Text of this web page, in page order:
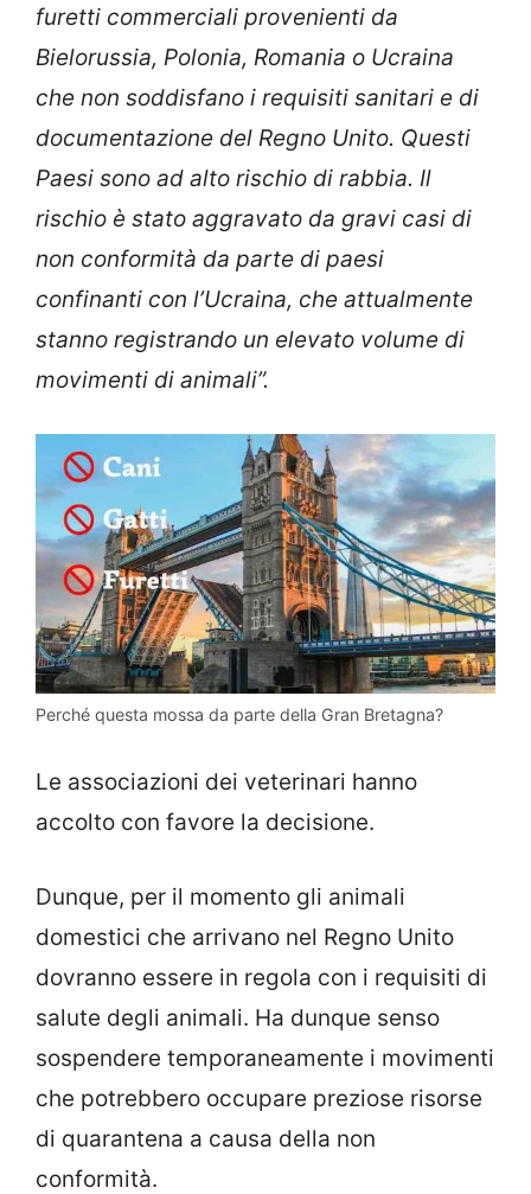
furetti commerciali provenienti da
Bielorussia, Polonia, Romania o Ucraina
che non soddisfano i requisiti sanitari e di
documentazione del Regno Unito. Questi
Paesi sono ad alto rischio di rabbia. Il
rischio è stato aggravato da gravi casi di
non conformità da parte di paesi
confinanti con l’Ucraina, che attualmente
stanno registrando un elevato volume di
movimenti di animali”.
Perché questa mossa da parte della Gran Bretagna?
Le associazioni dei veterinari hanno
accolto con favore la decisione.
Dunque, per il momento gli animali
domestici che arrivano nel Regno Unito
dovranno essere in regola con i requisiti di
salute degli animali. Ha dunque senso
sospendere temporaneamente i movimenti
che potrebbero occupare preziose risorse
di quarantena a causa della non
conformità.